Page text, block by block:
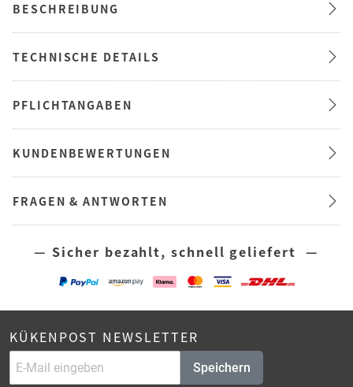
BESCHREIBUNG
TECHNISCHE DETAILS
PFLICHTANGABEN
KUNDENBEWERTUNGEN
FRAGEN & ANTWORTEN
— Sicher bezahlt, schnell geliefert —
KÜKENPOST NEWSLETTER
Speichern